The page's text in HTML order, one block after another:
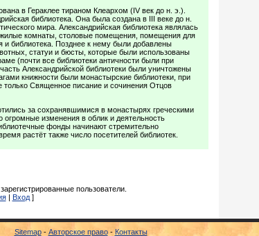
в Гераклее тираном Клеархом (IV век до н. э.).
библиотека. Она была создана в III веке до н.
мира. Александрийская библиотека являлась
комнаты, столовые помещения, помещения для
и библиотека. Позднее к нему были добавлены
статуи и бюсты, которые были использованы
(почти все библиотеки античности были при
Александрийской библиотеки были уничтожены
книжности были монастырские библиотеки, при
только Священное писание и сочинения Отцов
за сохранявшимися в монастырях греческими
огромные изменения в облик и деятельность
фонды начинают стремительно
растёт также число посетителей библиотек.
пользователи.
| Вход]
Sitemap- Авторское право- Контакты